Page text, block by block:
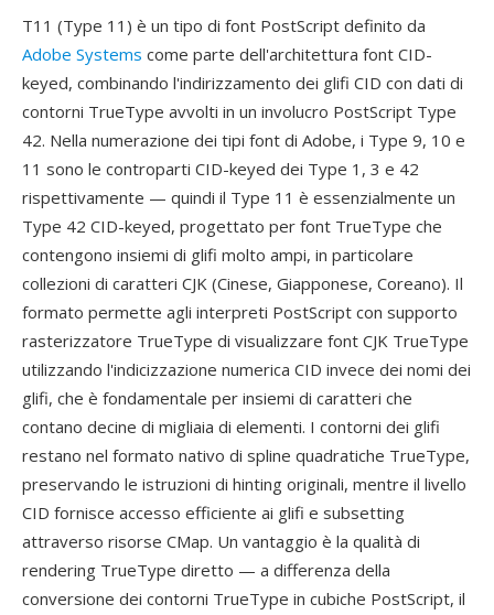
T11 (Type 11) è un tipo di font PostScript definito da
Adobe Systems come parte dell'architettura font CID-
keyed, combinando l'indirizzamento dei glifi CID con dati di
contorni TrueType avvolti in un involucro PostScript Type
42. Nella numerazione dei tipi font di Adobe, i Type 9, 10 e
11 sono le controparti CID-keyed dei Type 1, 3 e 42
rispettivamente — quindi il Type 11 è essenzialmente un
Type 42 CID-keyed, progettato per font TrueType che
contengono insiemi di glifi molto ampi, in particolare
collezioni di caratteri CJK (Cinese, Giapponese, Coreano). Il
formato permette agli interpreti PostScript con supporto
rasterizzatore TrueType di visualizzare font CJK TrueType
utilizzando l'indicizzazione numerica CID invece dei nomi dei
glifi, che è fondamentale per insiemi di caratteri che
contano decine di migliaia di elementi. I contorni dei glifi
restano nel formato nativo di spline quadratiche TrueType,
preservando le istruzioni di hinting originali, mentre il livello
CID fornisce accesso efficiente ai glifi e subsetting
attraverso risorse CMap. Un vantaggio è la qualità di
rendering TrueType diretto — a differenza della
conversione dei contorni TrueType in cubiche PostScript, il